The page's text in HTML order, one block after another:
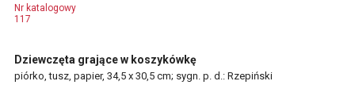
Nr katalogowy
117
Dziewczęta grające w koszykówkę
piórko, tusz, papier, 34,5 x 30,5 cm; sygn. p. d.: Rzepiński